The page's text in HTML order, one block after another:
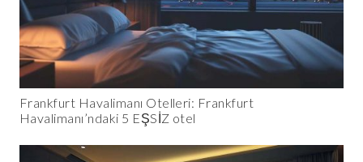
Frankfurt Havalimanı Otelleri: Frankfurt
Havalimanı’ndaki 5 EŞSİZ otel